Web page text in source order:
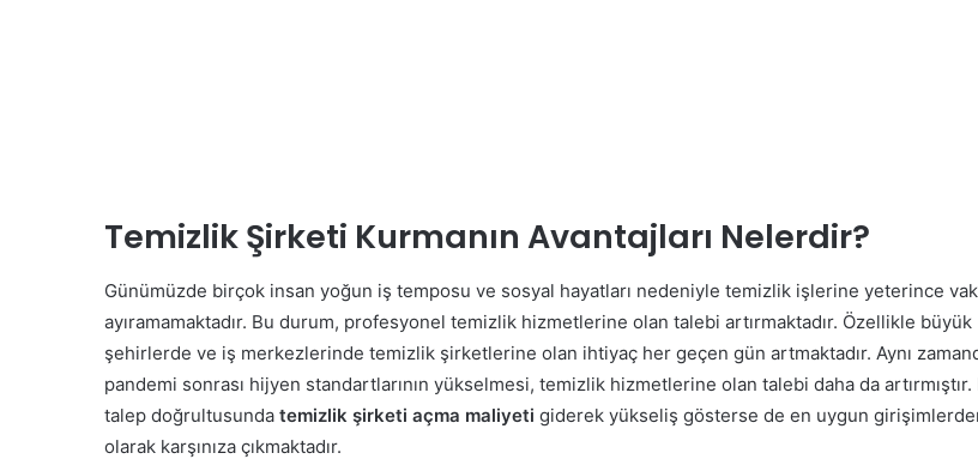
Temizlik Şirketi Kurmanın Avantajları Nelerdir?
Günümüzde birçok insan yoğun iş temposu ve sosyal hayatları nedeniyle temizlik işlerine yeterince
ayıramamaktadır. Bu durum, profesyonel temizlik hizmetlerine olan talebi artırmaktadır. Özellikle büyük
şehirlerde ve iş merkezlerinde temizlik şirketlerine olan ihtiyaç her geçen gün artmaktadır. Aynı
pandemi sonrası hijyen standartlarının yükselmesi, temizlik hizmetlerine olan talebi daha da artırmıştır.
talep doğrultusunda temizlik şirketi açma maliyeti giderek yükseliş gösterse de en uygun
olarak karşınıza çıkmaktadır.